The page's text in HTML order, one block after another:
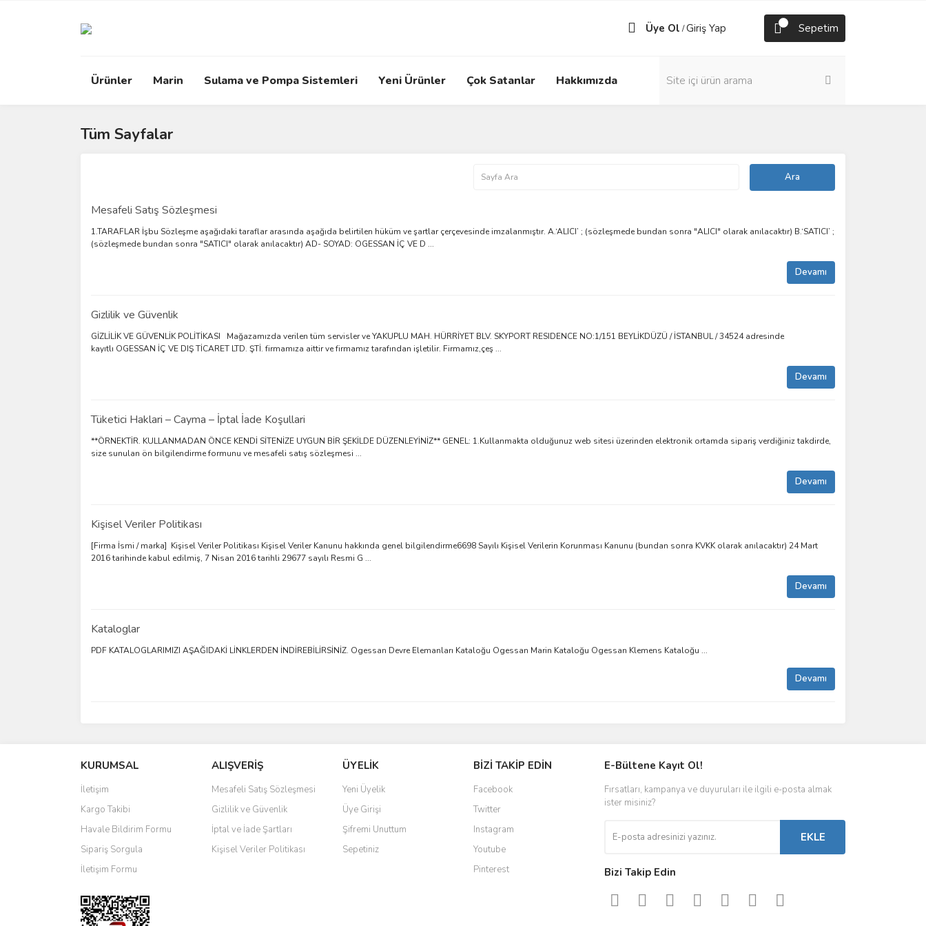
Üye Ol /Giriş Yap Sepetim
Ürünler Marin Sulama ve Pompa Sistemleri Yeni Ürünler Çok Satanlar Hakkımızda
Tüm Sayfalar
Mesafeli Satış Sözleşmesi
1.TARAFLAR İşbu Sözleşme aşağıdaki taraflar arasında aşağıda belirtilen hüküm ve şartlar çerçevesinde imzalanmıştır. A.‘ALICI’ ; (sözleşmede bundan sonra "ALICI" olarak anılacaktır) B.‘SATICI’ ;
(sözleşmede bundan sonra "SATICI" olarak anılacaktır) AD- SOYAD: OGESSAN İÇ VE D ...
Devamı
Gizlilik ve Güvenlik
GİZLİLİK VE GÜVENLİK POLİTİKASI Mağazamızda verilen tüm servisler ve YAKUPLU MAH. HÜRRİYET BLV. SKYPORT RESIDENCE NO:1/151 BEYLİKDÜZÜ / İSTANBUL / 34524 adresinde
kayıtlı OGESSAN İÇ VE DIŞ TİCARET LTD. ŞTİ. firmamıza aittir ve firmamız tarafından işletilir. Firmamız,çeş ...
Devamı
Tüketici Haklari – Cayma – İptal İade Koşullari
**ÖRNEKTİR. KULLANMADAN ÖNCE KENDİ SİTENİZE UYGUN BİR ŞEKİLDE DÜZENLEYİNİZ** GENEL: 1.Kullanmakta olduğunuz web sitesi üzerinden elektronik ortamda sipariş verdiğiniz takdirde,
size sunulan ön bilgilendirme formunu ve mesafeli satış sözleşmesi ...
Devamı
Kişisel Veriler Politikası
[Firma İsmi / marka] Kişisel Veriler Politikası Kişisel Veriler Kanunu hakkında genel bilgilendirme6698 Sayılı Kişisel Verilerin Korunması Kanunu (bundan sonra KVKK olarak anılacaktır) 24 Mart
2016 tarihinde kabul edilmiş, 7 Nisan 2016 tarihli 29677 sayılı Resmi G ...
Devamı
Kataloglar
PDF KATALOGLARIMIZI AŞAĞIDAKİ LİNKLERDEN İNDİREBİLİRSİNİZ. Ogessan Devre Elemanları Kataloğu Ogessan Marin Kataloğu Ogessan Klemens Kataloğu ...
Devamı
KURUMSAL
İletişim
Kargo Takibi
Havale Bildirim Formu
Sipariş Sorgula
İletişim Formu
ALIŞVERİŞ
Mesafeli Satış Sözleşmesi
Gizlilik ve Güvenlik
İptal ve İade Şartları
Kişisel Veriler Politikası
ÜYELİK
Yeni Üyelik
Üye Girişi
Şifremi Unuttum
Sepetiniz
BİZİ TAKİP EDİN
Facebook
Twitter
Instagram
Youtube
Pinterest
E-Bültene Kayıt Ol!
Fırsatları, kampanya ve duyuruları ile ilgili e-posta almak
ister misiniz?
EKLE
Bizi Takip Edin